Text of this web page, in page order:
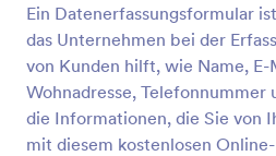
Ein Datenerfassungsformular
das Unternehmen bei der
von Kunden hilft, wie Name, E-
Wohnadresse, Telefonnummer
die Informationen, die Sie von
mit diesem kostenlosen Online-